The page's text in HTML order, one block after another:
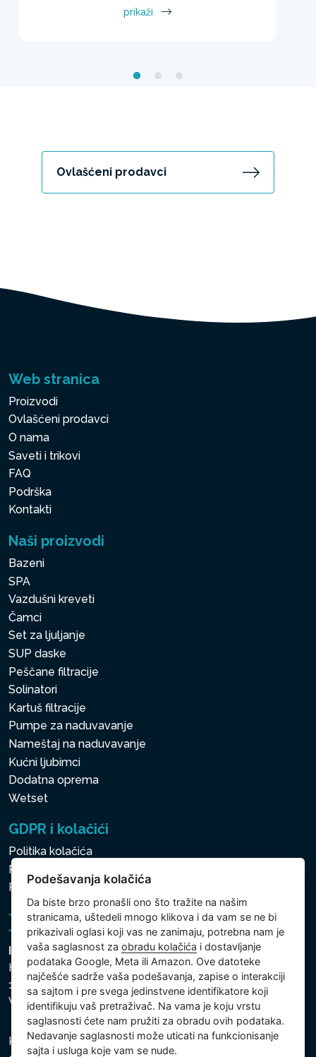
prikaži
Ovlašćeni prodavci
Web stranica
Proizvodi
Ovlašćeni prodavci
O nama
Saveti i trikovi
FAQ
Podrška
Kontakti
Naši proizvodi
Bazeni
SPA
Vazdušni kreveti
Čamci
Set za ljuljanje
SUP daske
Peščane filtracije
Solinatori
Kartuš filtracije
Pumpe za naduvavanje
Nameštaj na naduvavanje
Kućni ljubimci
Dodatna oprema
Wetset
GDPR i kolačići
Politika kolačića
Politika zaštite ličnih i drugih obrađivanih podataka
Politika kolačića
Intex Trading, s.r.o.
Hradecká 2526/3
130 00 Praha 3
Vinohrady - Česká republika
Kompanija je registrovana u Opštinskom sudu u Pragu,
Podešavanja kolačića
Da biste brzo pronašli ono što tražite na našim
stranicama, uštedeli mnogo klikova i da vam se ne bi
prikazivali oglasi koji vas ne zanimaju, potrebna nam je
vaša saglasnost zaobradu kolačića i dostavljanje
podataka Google, Meta ili Amazon. Ove datoteke
najčešće sadrže vaša podešavanja, zapise o interakciji
sa sajtom i pre svega jedinstvene identifikatore koji
identifikuju vaš pretraživač. Na vama je koju vrstu
saglasnosti ćete nam pružiti za obradu ovih podataka.
Nedavanje saglasnosti može uticati na funkcionisanje
sajta i usluga koje vam se nude.